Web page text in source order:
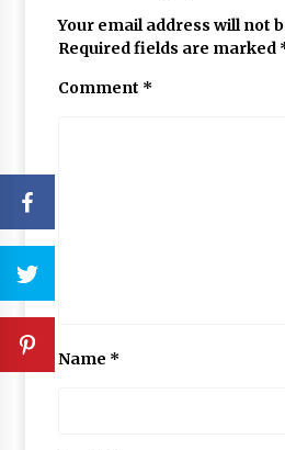
Your email address will not
Required fields are marked
Comment *
Name *